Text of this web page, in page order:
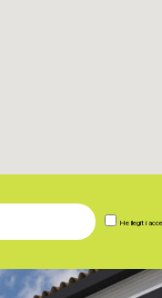
He llegit i